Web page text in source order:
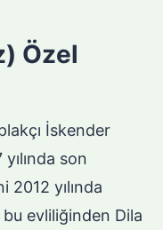
Özel
İskender
son
yılında
evliliğinden Dila